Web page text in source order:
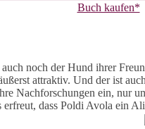
Buch kaufen*
noch der Hund ihrer
attraktiv. Und der ist
Nachforschungen ein, nur
dass Poldi Avola ein